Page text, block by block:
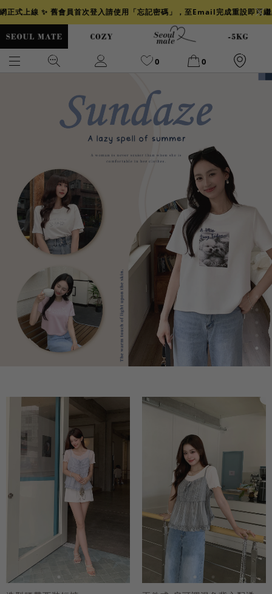
正式上線 ✨ 舊會員首次登入請使用「忘記密碼」，至Email完成重設即可
0 0
背心
透膚 小香 牛仔
襯衫 褲裙 冰感
涼感